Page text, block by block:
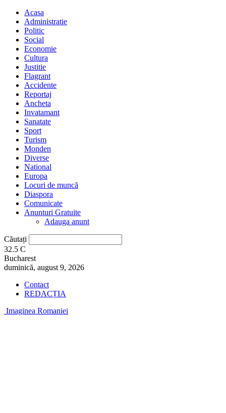
Acasa
Administratie
Politic
Social
Economie
Cultura
Justitie
Flagrant
Accidente
Reportaj
Ancheta
Invatamant
Sanatate
Sport
Turism
Monden
Diverse
National
Europa
Locuri de muncă
Diaspora
Comunicate
Anunturi Gratuite
Adauga anunt
Căutați
32.5 C
Bucharest
duminică, august 9, 2026
Contact
REDACȚIA
Imaginea Romaniei